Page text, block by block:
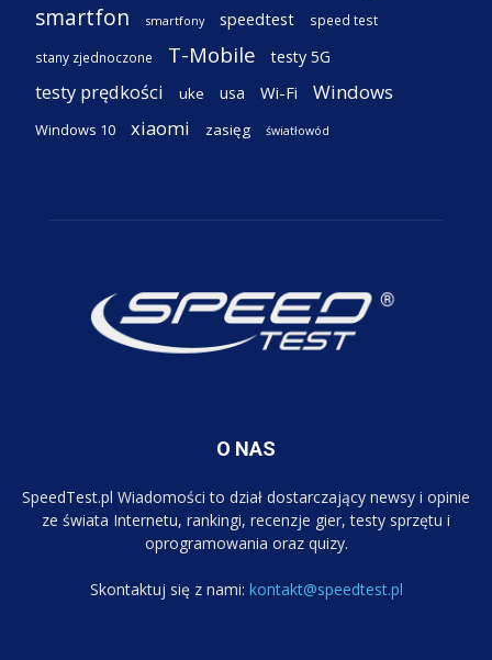
smartfon smartfony speedtest speed test
stany zjednoczone T-Mobile testy 5G
testy prędkości uke usa Wi-Fi Windows
Windows 10 xiaomi zasięg światłowód
O NAS
SpeedTest.pl Wiadomości to dział dostarczający newsy i opinie
ze świata Internetu, rankingi, recenzje gier, testy sprzętu i
oprogramowania oraz quizy.
Skontaktuj się z nami: kontakt@speedtest.pl